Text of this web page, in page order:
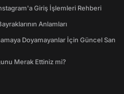
Giriş İşlemleri Rehberi
Anlamları
Doyamayanlar İçin Güncel San
Merak Ettiniz mi?